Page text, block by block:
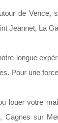
de Vence,
Jeannet, La
longue
Pour une
louer votre
Cagnes sur